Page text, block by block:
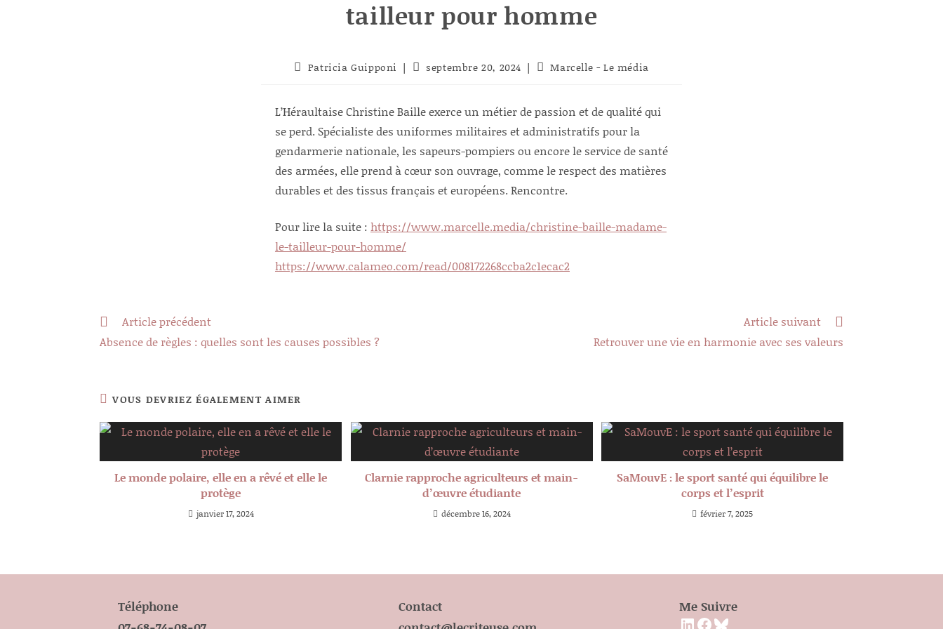
tailleur pour homme
Auteur/autrice
publication :
Patricia Guipponi
Publication
septembre 20, 2024
PostMarcelle - Le média
L’Héraultaise Christine Baille exerce un métier de passion et de qualité qui
se perd. Spécialiste des uniformes militaires et administratifs pour la
gendarmerie nationale, les sapeurs-pompiers ou encore le service de santé
des armées, elle prend à cœur son ouvrage, comme le respect des matières
durables et des tissus français et européens. Rencontre.
Pour lire la suite : https://www.marcelle.media/christine-baille-madame-
le-tailleur-pour-homme/
https://www.calameo.com/read/008172268ccba2c1ecac2
Read
articles
Article précédent
Absence de règles : quelles sont les causes possibles ?
Article suivant
Retrouver une vie en harmonie avec ses valeurs
VOUS DEVRIEZ ÉGALEMENT AIMER
Le monde polaire, elle en a rêvé et elle le
protège
janvier 17, 2024
Clarnie rapproche agriculteurs et main-
d’œuvre étudiante
décembre 16, 2024
SaMouvE : le sport santé qui équilibre le
corps et l’esprit
février 7, 2025
Téléphone
Contact
Me Suivre
LinkedIn
Facebook
Bluesky